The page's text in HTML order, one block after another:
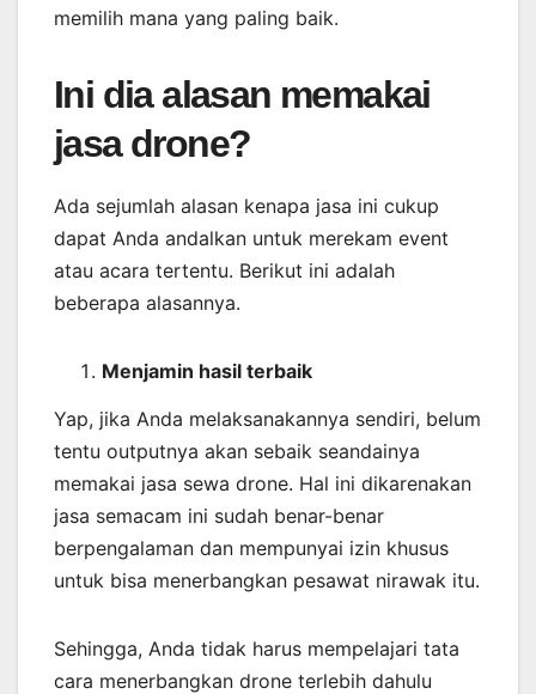
memilih mana yang paling baik.
Ini dia alasan memakai
jasa drone?
Ada sejumlah alasan kenapa jasa ini cukup
dapat Anda andalkan untuk merekam event
atau acara tertentu. Berikut ini adalah
beberapa alasannya.
Menjamin hasil terbaik
Yap, jika Anda melaksanakannya sendiri, belum
tentu outputnya akan sebaik seandainya
memakai jasa sewa drone. Hal ini dikarenakan
jasa semacam ini sudah benar-benar
berpengalaman dan mempunyai izin khusus
untuk bisa menerbangkan pesawat nirawak itu.
Sehingga, Anda tidak harus mempelajari tata
cara menerbangkan drone terlebih dahulu